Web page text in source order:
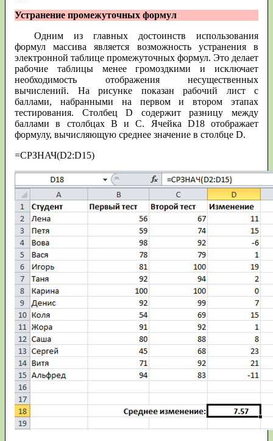
Устранение промежуточных формул
Одним из главных достоинств использования
формул массива является возможность устранения в
электронной таблице промежуточных формул. Это делает
рабочие таблицы менее громоздкими и исключает
необходимость отображения несущественных
вычислений. На рисунке показан рабочий лист с
баллами, набранными на первом и втором этапах
тестирования. Столбец D содержит разницу между
баллами в столбцах В и С. Ячейка D18 отображает
формулу, вычисляющую среднее значение в столбце D.
=СРЗНАЧ(D2:D15)